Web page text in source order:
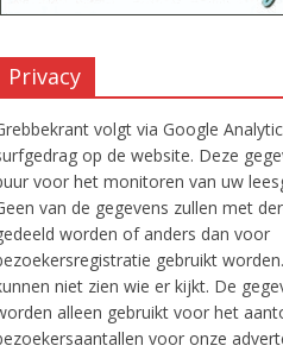
Privacy
volgt via Google
op de website. Deze
voor het monitoren van uw
van de gegevens zullen met
worden of anders dan voor
gebruikt
niet zien wie er kijkt. De
alleen gebruikt voor het
voor onze